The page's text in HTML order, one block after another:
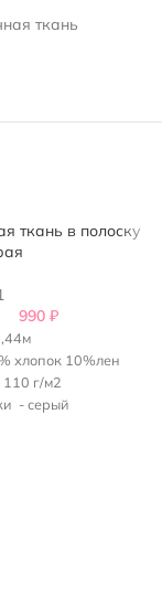
ткань
ткань в полоску
990 ₽
хлопок 10%лен
110 г/м2
- серый
- 4 мм